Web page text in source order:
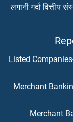
लगानी गर्दा वित्तीय
Listed
Merchant
Merchant